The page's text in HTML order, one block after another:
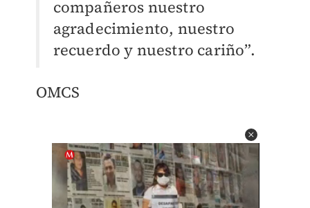
compañeros nuestro
agradecimiento, nuestro
recuerdo y nuestro cariño”.
OMCS